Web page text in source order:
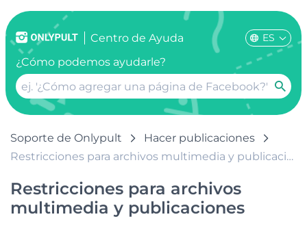
Centro de Ayuda ES
¿Cómo podemos ayudarle?
Soporte de Onlypult
Hacer publicaciones
Restricciones para archivos multimedia y publicaciones
Restricciones para archivos
multimedia y publicaciones